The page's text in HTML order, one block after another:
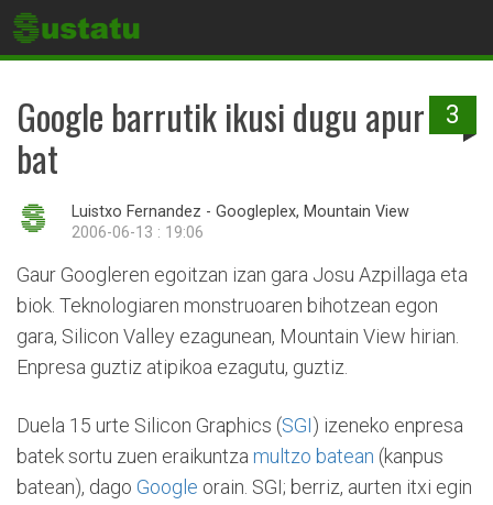
3
Google barrutik ikusi dugu apur
bat
Luistxo Fernandez - Googleplex, Mountain View
2006-06-13 : 19:06
Gaur Googleren egoitzan izan gara Josu Azpillaga eta
biok. Teknologiaren monstruoaren bihotzean egon
gara, Silicon Valley ezagunean, Mountain View hirian.
Enpresa guztiz atipikoa ezagutu, guztiz.
Duela 15 urte Silicon Graphics (SGI) izeneko enpresa
batek sortu zuen eraikuntza multzo batean (kanpus
batean), dago Google orain. SGI; berriz, aurten itxi egin